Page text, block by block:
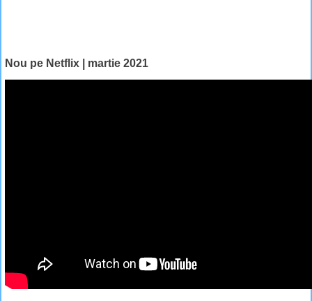
Nou pe Netflix | martie 2021